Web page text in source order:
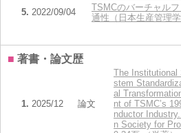
5. 2022/09/04
TSMCのバーチャル
通性（日本生産管理
■ 著書・論文歴
1. 2025/12 論文
The Institutional
stem
al
nt of TSMC’s
nductor
n Society for